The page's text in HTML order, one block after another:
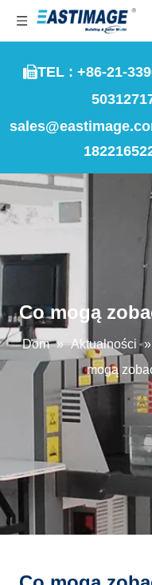
TEL : +86-21-
Co mogą
Dom » Aktualności »
mogą